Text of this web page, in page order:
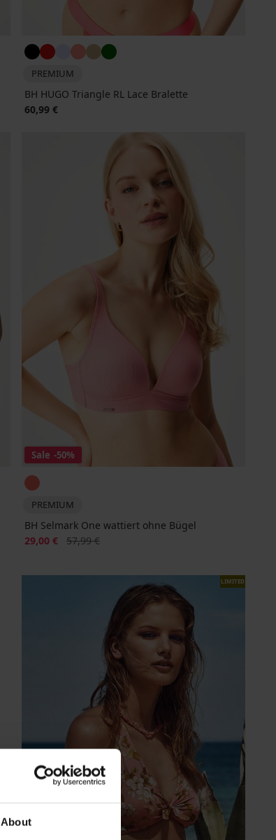
About
PREMIUM
BH HUGO Triangle RL Lace Bralette
60,99 €
Sale -50%
PREMIUM
BH Selmark One wattiert ohne Bügel
Rabatt
29,00 € Alter Preis
57,99 €
LIMITED